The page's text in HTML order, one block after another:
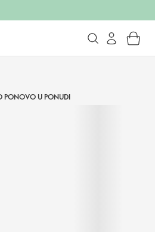
PONOVO U PONUDI